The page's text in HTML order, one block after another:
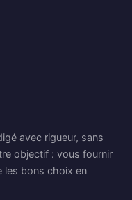
avec rigueur, sans
objectif : vous fournir
les bons choix en